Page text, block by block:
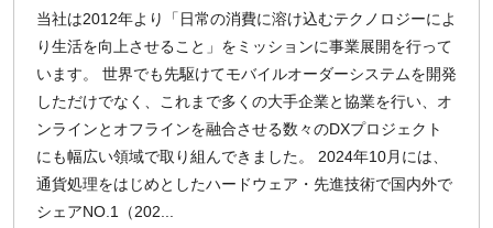
新規事業
スタートアップ
土日週末OK
稼働時間
週5日
週4日
当社は2012年より「日常の消費に溶け込むテクノロジーによ
り生活を向上させること」をミッションに事業展開を行って
います。 世界でも先駆けてモバイルオーダーシステムを開発
しただけでなく、これまで多くの大手企業と協業を行い、オ
ンラインとオフラインを融合させる数々のDXプロジェクト
にも幅広い領域で取り組んできました。 2024年10月には、
通貨処理をはじめとしたハードウェア・先進技術で国内外で
シェアNO.1（202...